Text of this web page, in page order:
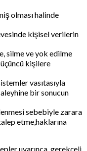
olması halinde
kişisel verilerin
silme ve yok edilme
kişilere
vasıtasıyla
bir sonucun
sebebiyle zarara
etme,haklarına
uyarınca, gerekçeli